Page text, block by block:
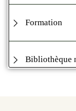
Formation
Bibliothèque